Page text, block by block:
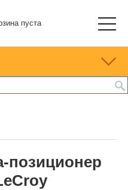
пуста
позиционер